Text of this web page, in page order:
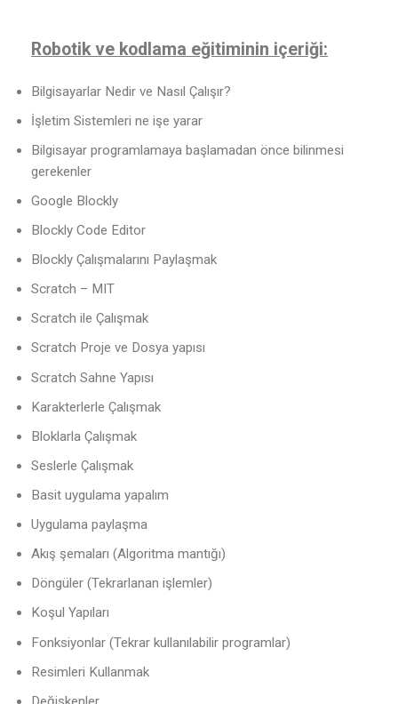
Robotik ve kodlama eğitiminin içeriği:
Bilgisayarlar Nedir ve Nasıl Çalışır?
İşletim Sistemleri ne işe yarar
Bilgisayar programlamaya başlamadan önce bilinmesi
gerekenler
Google Blockly
Blockly Code Editor
Blockly Çalışmalarını Paylaşmak
Scratch – MIT
Scratch ile Çalışmak
Scratch Proje ve Dosya yapısı
Scratch Sahne Yapısı
Karakterlerle Çalışmak
Bloklarla Çalışmak
Seslerle Çalışmak
Basit uygulama yapalım
Uygulama paylaşma
Akış şemaları (Algoritma mantığı)
Döngüler (Tekrarlanan işlemler)
Koşul Yapıları
Fonksiyonlar (Tekrar kullanılabilir programlar)
Resimleri Kullanmak